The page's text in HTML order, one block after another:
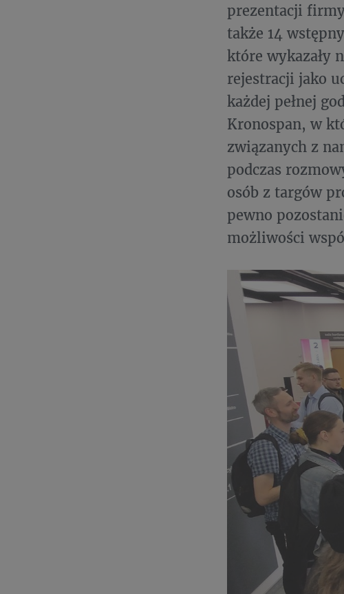
prezentacji
także 14
które wykazały
rejestracji jako
każdej pełnej
Kronospan, w
związanych z
podczas
osób z targów
pewno
możliwości